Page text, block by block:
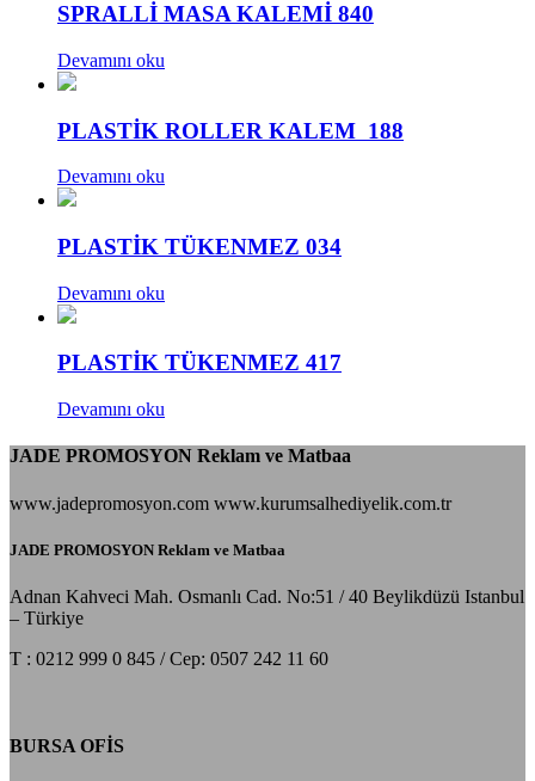
SPRALLİ MASA KALEMİ 840
Devamını oku
PLASTİK ROLLER KALEM 188
Devamını oku
PLASTİK TÜKENMEZ 034
Devamını oku
PLASTİK TÜKENMEZ 417
Devamını oku
JADE PROMOSYON Reklam ve Matbaa
www.jadepromosyon.com www.kurumsalhediyelik.com.tr
JADE PROMOSYON Reklam ve Matbaa
Adnan Kahveci Mah. Osmanlı Cad. No:51 / 40 Beylikdüzü Istanbul
– Türkiye
T : 0212 999 0 845 / Cep: 0507 242 11 60
BURSA OFİS